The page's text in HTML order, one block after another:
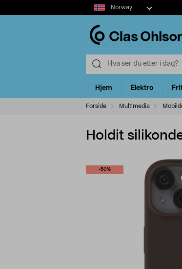
Select
market
Norway
Hjem Elektro
Forside Multimedia
Holdit
-50%